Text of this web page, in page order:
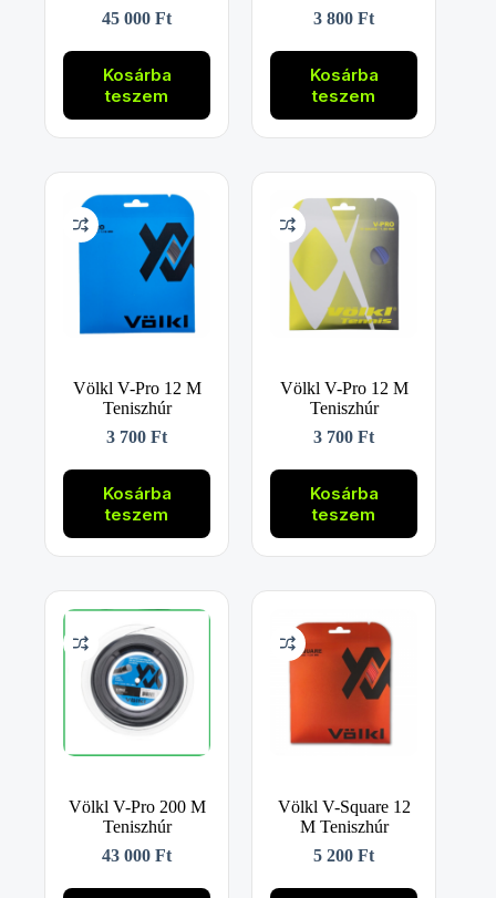
45 000Ft
Kosárba
teszem
3 800Ft
Kosárba
teszem
Völkl V-Pro 12 M
Teniszhúr
3 700Ft
Kosárba
teszem
Völkl V-Pro 12 M
Teniszhúr
3 700Ft
Kosárba
teszem
Völkl V-Pro 200 M
Teniszhúr
43 000Ft
Ennek
Völkl V-Square 12
M Teniszhúr
5 200Ft
Ennek